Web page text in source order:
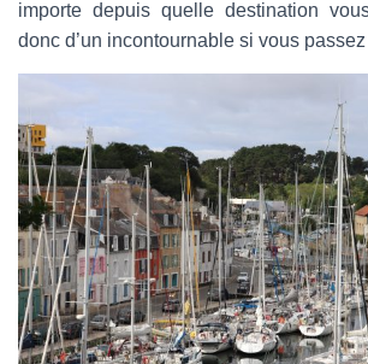
importe depuis quelle destination
donc d’un incontournable si vous passez